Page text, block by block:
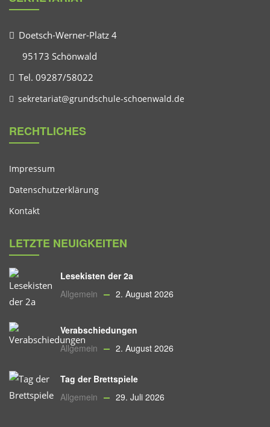
Doetsch-Werner-Platz 4
95173 Schönwald
Tel. 09287/58022
sekretariat@grundschule-schoenwald.de
RECHTLICHES
Impressum
Datenschutzerklärung
Kontakt
LETZTE NEUIGKEITEN
Lesekisten der 2a
Allgemein
2. August 2026
Verabschiedungen
Allgemein
2. August 2026
Tag der Brettspiele
Allgemein
29. Juli 2026